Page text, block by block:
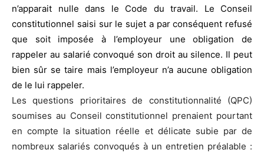
n’apparait nulle dans le Code du travail. Le Conseil
constitutionnel saisi sur le sujet a par conséquent refusé
que soit imposée à l’employeur une obligation de
rappeler au salarié convoqué son droit au silence. Il peut
bien sûr se taire mais l’employeur n’a aucune obligation
de le lui rappeler.
Les questions prioritaires de constitutionnalité (QPC)
soumises au Conseil constitutionnel prenaient pourtant
en compte la situation réelle et délicate subie par de
nombreux salariés convoqués à un entretien préalable :